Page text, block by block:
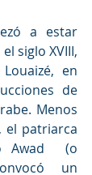
a estar
siglo XVIII,
en
de
Menos
el patriarca
Awad  (o
un